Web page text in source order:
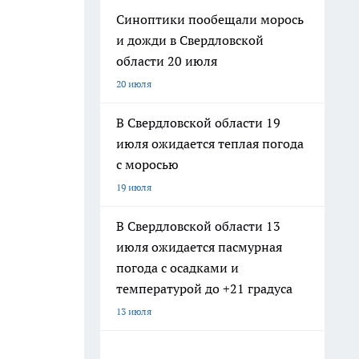
Синоптики пообещали морось
и дожди в Свердловской
области 20 июля
20 июля
В Свердловской области 19
июля ожидается теплая погода
с моросью
19 июля
В Свердловской области 13
июля ожидается пасмурная
погода с осадками и
температурой до +21 градуса
13 июля